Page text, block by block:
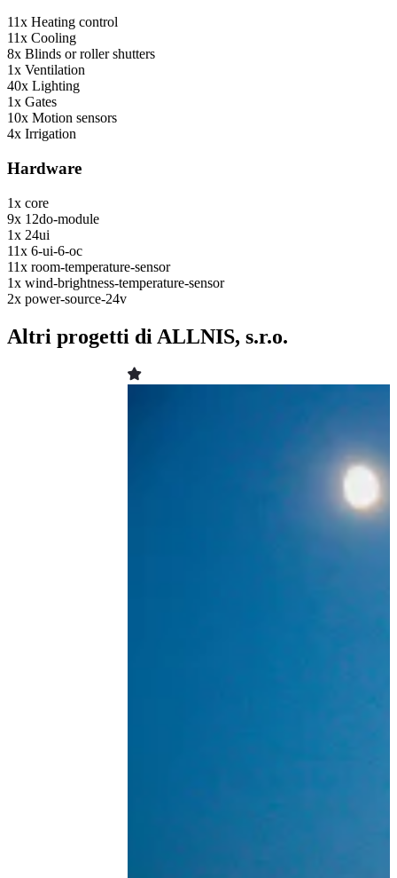
11x Heating control
11x Cooling
8x Blinds or roller shutters
1x Ventilation
40x Lighting
1x Gates
10x Motion sensors
4x Irrigation
Hardware
1x core
9x 12do-module
1x 24ui
11x 6-ui-6-oc
11x room-temperature-sensor
1x wind-brightness-temperature-sensor
2x power-source-24v
Altri progetti di ALLNIS, s.r.o.